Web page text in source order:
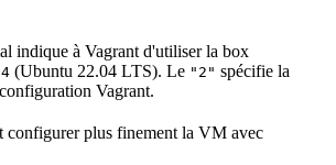
indique à Vagrant d'utiliser la box
(Ubuntu 22.04 LTS). Le "2" spécifie la
Vagrant.
configurer plus finement la VM avec